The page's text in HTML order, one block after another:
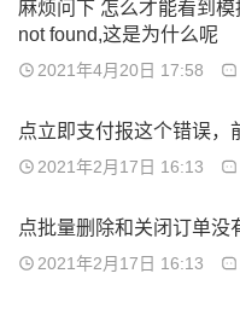
麻烦问下 怎么才能看到
not found,这是为什么呢
2021年4月20日 17:58
点立即支付报这个错误，
2021年2月17日 16:13
点批量删除和关闭订单没
2021年2月17日 16:13